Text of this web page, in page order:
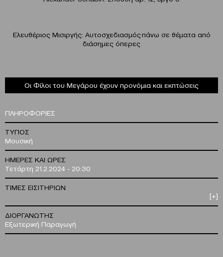
Ελευθέριος Μισιργής: Αυτοσχεδιασμός πάνω σε θέματα από
διάσημες όπερες
Οι Φίλοι του Μεγάρου έχουν προνόμια και εκπτώσεις
ΠΛΗΡΟΦΟΡΙΕΣ
ΤΥΠΟΣ
Μουσική
ΗΜΕΡΕΣ ΚΑΙ ΩΡΕΣ
Τετάρτη 21.2.2024 - 20:30
ΤΙΜΕΣ ΕΙΣΙΤΗΡΙΩΝ
[+]
ΔΙΟΡΓΑΝΩΤΗΣ
Εξωτερική Παραγωγή